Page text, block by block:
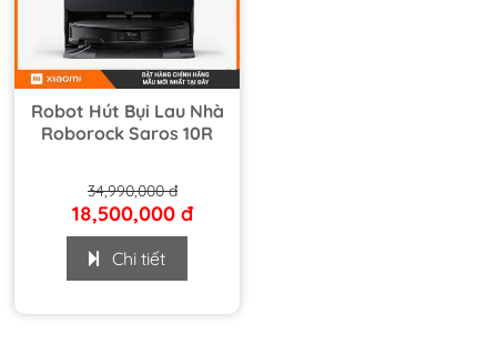
Robot Hút Bụi Lau Nhà
Roborock Saros 10R
34,990,000 đ
18,500,000 đ
Chi tiết